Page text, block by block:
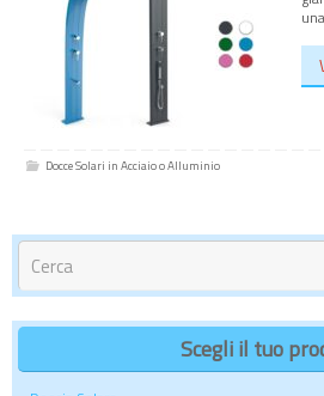
Docce Solari in Acciaio o Alluminio
Scegli il tuo